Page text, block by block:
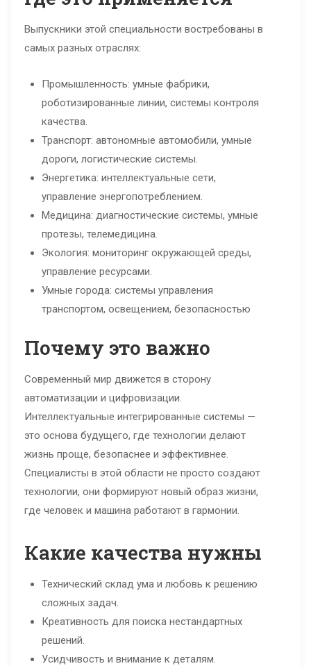
Выпускники этой специальности востребованы в
самых разных отраслях:
Промышленность: умные фабрики,
роботизированные линии, системы контроля
качества.
Транспорт: автономные автомобили, умные
дороги, логистические системы.
Энергетика: интеллектуальные сети,
управление энергопотреблением.
Медицина: диагностические системы, умные
протезы, телемедицина.
Экология: мониторинг окружающей среды,
управление ресурсами.
Умные города: системы управления
транспортом, освещением, безопасностью
Почему это важно
Современный мир движется в сторону
автоматизации и цифровизации.
Интеллектуальные интегрированные системы —
это основа будущего, где технологии делают
жизнь проще, безопаснее и эффективнее.
Специалисты в этой области не просто создают
технологии, они формируют новый образ жизни,
где человек и машина работают в гармонии.
Какие качества нужны
Технический склад ума и любовь к решению
сложных задач.
Креативность для поиска нестандартных
решений.
Усидчивость и внимание к деталям.